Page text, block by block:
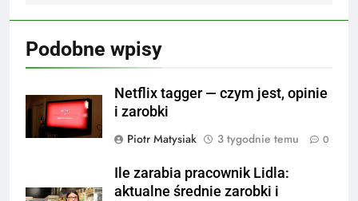
Podobne wpisy
Netflix tagger — czym jest, opinie
i zarobki
Piotr Matysiak
3 tygodnie temu 0
Ile zarabia pracownik Lidla:
aktualne średnie zarobki i